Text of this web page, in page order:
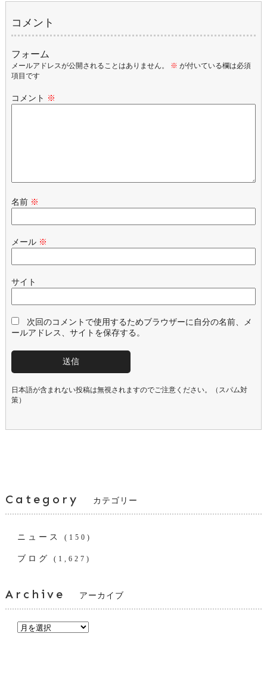
コメント
フォーム
メールアドレスが公開されることはありません。 ※ が付いている欄は必須
項目です
コメント ※
名前 ※
メール ※
サイト
次回のコメントで使用するためブラウザーに自分の名前、メ
ールアドレス、サイトを保存する。
日本語が含まれない投稿は無視されますのでご注意ください。（スパム対
策）
Category カテゴリー
ニュース (150)
ブログ (1,627)
Archive アーカイブ